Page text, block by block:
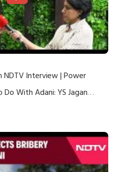
NDTV Interview | Power
With Adani: YS Jagan